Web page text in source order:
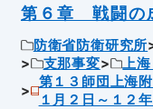
第６章 戦闘の
防衛省防衛研究所
支那事変
上
第１３師団上海
１月２日～１２